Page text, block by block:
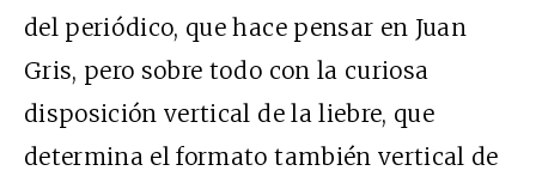
del periódico, que hace pensar en Juan
Gris, pero sobre todo con la curiosa
disposición vertical de la liebre, que
determina el formato también vertical de